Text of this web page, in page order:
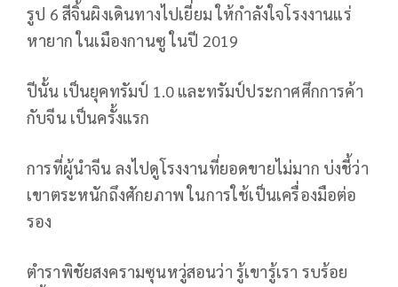
รูป 6 สีจิ้นผิงเดินทางไปเยี่ยม ให้กำลังใจโรงงานแร่
หายาก ในเมืองกานซู ในปี 2019
ปีนั้น เป็นยุคทรัมป์ 1.0 และทรัมป์ประกาศศึกการค้า
กับจีน เป็นครั้งแรก
การที่ผู้นำจีน ลงไปดูโรงงานที่ยอดขายไม่มาก บ่งชี้ว่า
เขาตระหนักถึงศักยภาพ ในการใช้เป็นเครื่องมือต่อ
รอง
ตำราพิชัยสงครามซุนหวู่สอนว่า รู้เขารู้เรา รบร้อย